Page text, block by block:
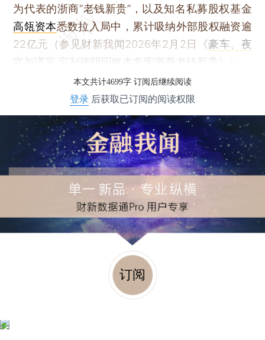
为代表的浙商“老钱新贵”，以及知名私募股权基金
高瓴资本悉数拉入局中，累计吸纳外部股权融资逾
22亿元（参见财新我闻2026年2月2日《豪车、夜
宴与谎言 宝利德阴阳账本套牢浙商老钱新贵
本文共计4699字 订阅后继续阅读
登录 后获取已订阅的阅读权限
订阅